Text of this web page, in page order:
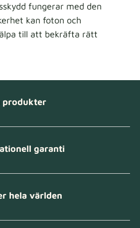
fungerar med den
kan foton och
till att bekräfta rätt
produkter
garanti
hela världen